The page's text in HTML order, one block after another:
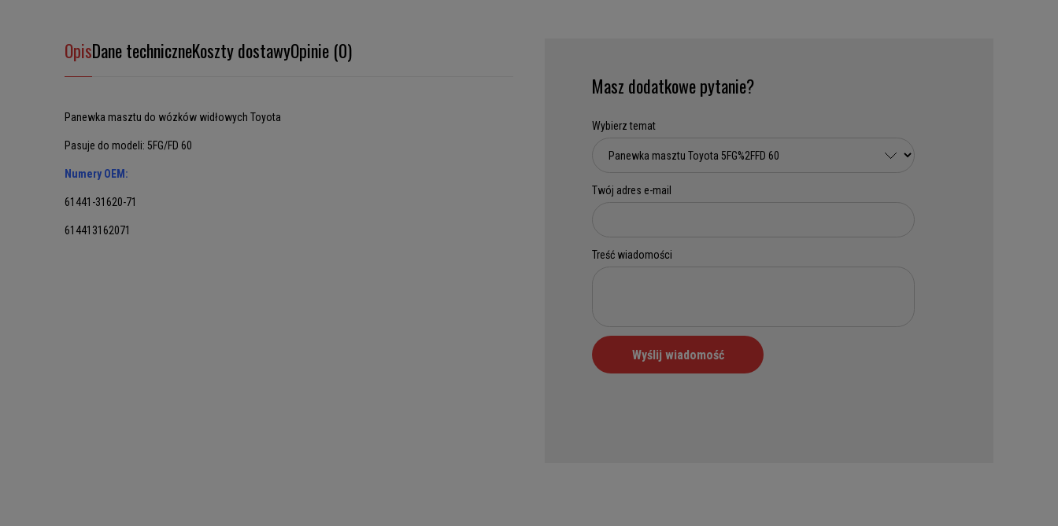
OpisDane techniczneKoszty dostawyOpinie (0)
Panewka masztu do wózków widłowych Toyota
Pasuje do modeli: 5FG/FD 60
Numery OEM:
61441-31620-71
614413162071
Masz dodatkowe pytanie?